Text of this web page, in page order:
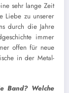
sehr lange Zeit
Liebe zu unserer
durch die Jahre
immer
offen für neue
in der Metal-
Band? Welche